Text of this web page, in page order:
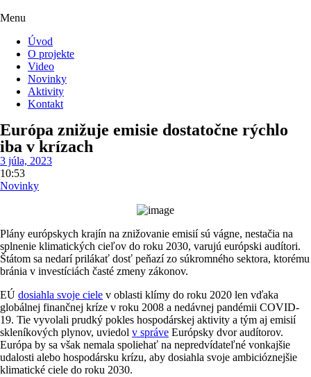
Menu
Úvod
O projekte
Video
Novinky
Aktivity
Kontakt
Európa znižuje emisie dostatočne rýchlo
iba v krízach
3 júla, 2023
10:53
Novinky
Plány európskych krajín na znižovanie emisií sú vágne, nestačia na
splnenie klimatických cieľov do roku 2030, varujú európski audítori.
Štátom sa nedarí prilákať dosť peňazí zo súkromného sektora, ktorému
bránia v investíciách časté zmeny zákonov.
EÚ dosiahla svoje ciele v oblasti klímy do roku 2020 len vďaka
globálnej finančnej kríze v roku 2008 a nedávnej pandémii COVID-
19. Tie vyvolali prudký pokles hospodárskej aktivity a tým aj emisií
skleníkových plynov, uviedol v správe Európsky dvor audítorov.
Európa by sa však nemala spoliehať na nepredvídateľné vonkajšie
udalosti alebo hospodársku krízu, aby dosiahla svoje ambicióznejšie
klimatické ciele do roku 2030.